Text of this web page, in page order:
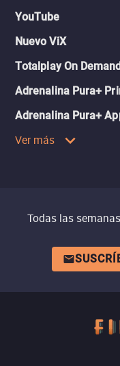
YouTube
Nuevo ViX
Totalplay On
Adrenalina Pura+
Adrenalina Pura+
Ver más
Todas las